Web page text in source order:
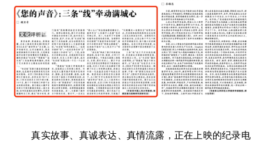
真实故事、真诚表达、真情流露，正在上映的纪录电